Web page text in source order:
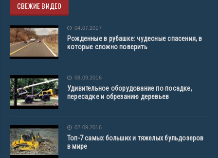
СВЕЖИЕ ВИДЕО
04.07.2017
Рожденные в рубашке: чудесные спасения, в
которые сложно поверить
08.09.2016
Удивительное оборудование по посадке,
пересадке и обрезанию деревьев
02.09.2016
Топ-7 самых больших и тяжелых бульдозеров
в мире